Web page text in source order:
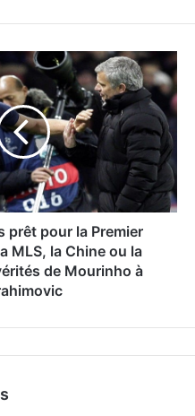
prêt pour la Premier
MLS, la Chine ou la
de Mourinho à